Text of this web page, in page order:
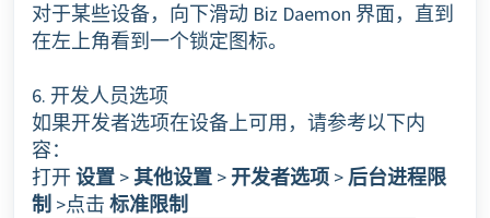
对于某些设备，向下滑动 Biz Daemon 界面，直到
在左上角看到一个锁定图标。
6. 开发人员选项
如果开发者选项在设备上可用，请参考以下内
容：
打开 设置 > 其他设置 > 开发者选项 > 后台进程限
制 >点击 标准限制